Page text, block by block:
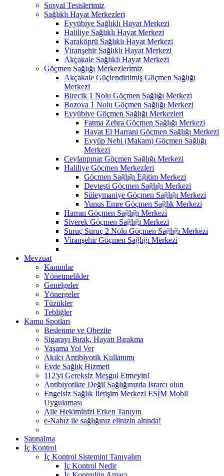
Sosyal Tesislerimiz
Sağlıklı Hayat Merkezleri
Eyyübiye Sağlıklı Hayat Merkezi
Haliliye Sağlıklı Hayat Merkezi
Karaköprü Sağlıklı Hayat Merkezi
Viranşehir Sağlıklı Hayat Merkezi
Akçakale Sağlıklı Hayat Merkezi
Göçmen Sağlığı Merkezlerimiz
Akçakale Güçlendirilmiş Göçmen Sağlığı
Merkezi
Birecik 1 Nolu Göçmen Sağlığı Merkezi
Bozova 1 Nolu Göçmen Sağlığı Merkezi
Eyyübiye Göçmen Sağlığı Merkezleri
Fatma Zehra Göçmen Sağlığı Merkezi
Hayat El Harrani Göçmen Sağlığı Merkezi
Eyyüp Nebi (Makam) Göçmen Sağlığı
Merkezi
Ceylanpınar Göçmen Sağlığı Merkezi
Haliliye Göçmen Merkezleri
Göçmen Sağlığı Eğitim Merkezi
Devteşti Göçmen Sağlığı Merkezi
Süleymaniye Göçmen Sağlığı Merkezi
Yunus Emre Göçmen Sağlık Merkezi
Harran Göçmen Sağlığı Merkezi
Siverek Göçmen Sağlığı Merkezi
Suruç Suruç 2 Nolu Göçmen Sağlığı Merkezi
Viranşehir Göçmen Sağlığı Merkezi
Mevzuat
Kanunlar
Yönetmelikler
Genelgeler
Yönergeler
Tüzükler
Tebliğler
Kamu Spotları
Beslenme ve Obezite
Sigarayı Bırak, Hayatı Bırakma
Yaşama Yol Ver
Akılcı Antibiyotik Kullanımı
Evde Sağlık Hizmeti
112'yi Gereksiz Meşgul Etmeyin!
Antibiyotikte Değil Sağlığınızda Israrcı olun
Engelsiz Sağlık İletişim Merkezi ESİM Mobil
Uygulaması
Aile Hekiminizi Erken Tanıyın
e-Nabız ile sağlığınız elinizin altında!
Satınalma
İç Kontrol
İç Kontrol Sistemini Tanıyalım
İç Kontrol Nedir